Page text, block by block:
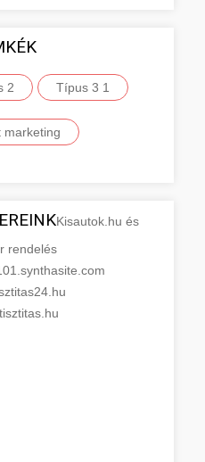
2 Típus 3 1
marketing
Kisautok.hu és
rendelés